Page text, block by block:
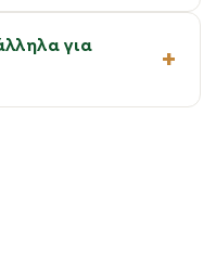
για